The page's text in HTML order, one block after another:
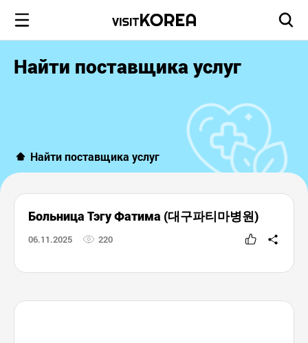
Найти поставщика услуг
Найти поставщика услуг
Больница Тэгу Фатима (대구파티마병원)
06.11.2025 220